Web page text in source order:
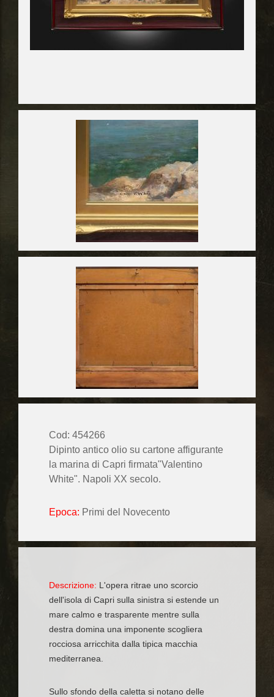
Cod: 454266
Dipinto antico olio su cartone affigurante
la marina di Capri firmata"Valentino
White". Napoli XX secolo.
Epoca: Primi del Novecento
Descrizione: L'opera ritrae uno scorcio
dell'isola di Capri sulla sinistra si estende un
mare calmo e trasparente mentre sulla
destra domina una imponente scogliera
rocciosa arricchita dalla tipica macchia
mediterranea.
Sullo sfondo della caletta si notano delle